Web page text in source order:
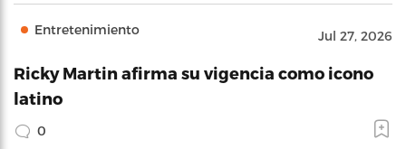
Entretenimiento Jul 27, 2026
Ricky Martin afirma su vigencia como icono
latino
0